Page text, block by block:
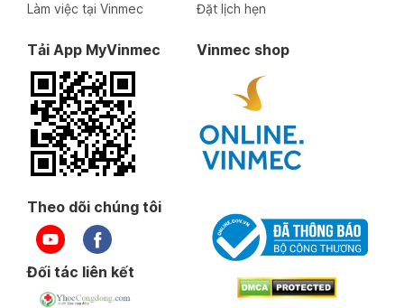
Làm việc tại Vinmec
Đặt lịch hẹn
Tải App MyVinmec Vinmec shop
Theo dõi chúng tôi
Đối tác liên kết